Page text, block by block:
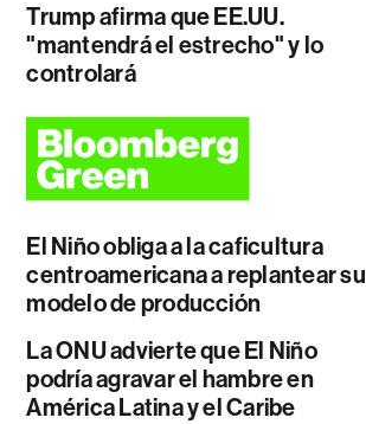
Trump afirma que EE.UU.
"mantendrá el estrecho" y lo
controlará
El Niño obliga a la caficultura
centroamericana a replantear su
modelo de producción
La ONU advierte que El Niño
podría agravar el hambre en
América Latina y el Caribe